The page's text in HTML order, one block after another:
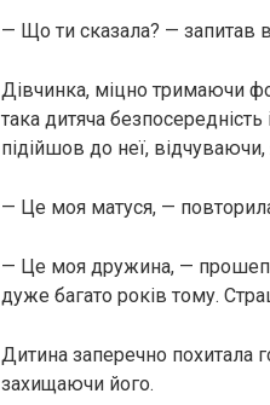
— Що ти сказала? — запитав
Дівчинка, міцно тримаючи
така дитяча
підійшов до неї,
— Це моя матуся, —
— Це моя дружина, —
дуже багато років тому.
Дитина заперечно похитала
захищаючи його.